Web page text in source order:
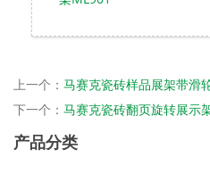
上一个： 马赛克瓷砖样品展架带滑
下一个： 马赛克瓷砖翻页旋转展示
产品分类